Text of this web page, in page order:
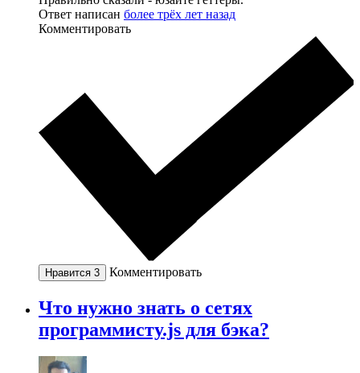
Ответ написан более трёх лет назад
Комментировать
Нравится 3 Комментировать
Что нужно знать о сетях
программисту.js для бэка?